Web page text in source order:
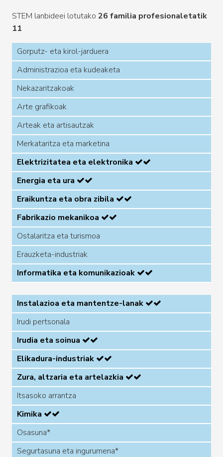
STEM lanbideei lotutako 26 familia profesionaletatik
11
Gorputz- eta kirol-jarduera
Administrazioa eta kudeaketa
Nekazaritzakoak
Arte grafikoak
Arteak eta artisautzak
Merkataritza eta marketina
Elektrizitatea eta elektronika
Energia eta ura
Eraikuntza eta obra zibila
Fabrikazio mekanikoa
Ostalaritza eta turismoa
Erauzketa-industriak
Informatika eta komunikazioak
Instalazioa eta mantentze-lanak
Irudi pertsonala
Irudia eta soinua
Elikadura-industriak
Zura, altzaria eta artelazkia
Itsasoko arrantza
Kimika
Osasuna*
Segurtasuna eta ingurumena*